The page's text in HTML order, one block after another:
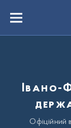
вмістуMenu
Івано-
Офіційний